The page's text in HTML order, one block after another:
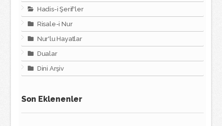
Hadis-i Şerif'ler
Risale-i Nur
Nur'lu Hayatlar
Dualar
Dini Arşiv
Son Eklenenler